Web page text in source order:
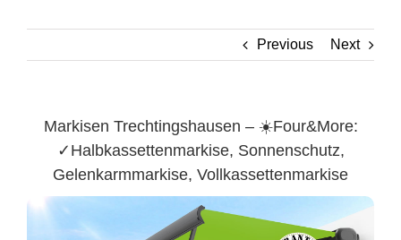
Previous Next
Markisen Trechtingshausen – ☀️Four&More:
✓Halbkassettenmarkise, Sonnenschutz,
Gelenkarmmarkise, Vollkassettenmarkise